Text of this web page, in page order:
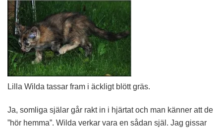
Lilla Wilda tassar fram i äckligt blött gräs.
Ja, somliga själar går rakt in i hjärtat och man känner att de
”hör hemma”. Wilda verkar vara en sådan själ. Jag gissar